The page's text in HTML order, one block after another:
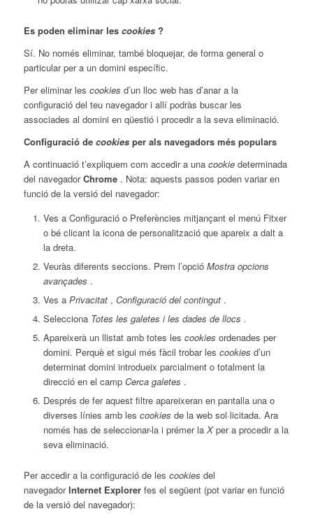
Es poden eliminar les cookies ?
Sí. No només eliminar, també bloquejar, de forma general o
particular per a un domini específic.
Per eliminar les cookies d’un lloc web has d’anar a la
configuració del teu navegador i allí podràs buscar les
associades al domini en qüestió i procedir a la seva eliminació.
Configuració de cookies per als navegadors més populars
A continuació t’expliquem com accedir a una cookie determinada
del navegadorChrome . Nota: aquests passos poden variar en
funció de la versió del navegador:
Ves a Configuració o Preferències mitjançant el menú Fitxer
o bé clicant la icona de personalització que apareix a dalt a
la dreta.
Veuràs diferents seccions. Prem l’opció Mostra opcions
avançades .
Ves a Privacitat , Configuració del contingut .
Selecciona Totes les galetes i les dades de llocs .
Apareixerà un llistat amb totes les cookies ordenades per
domini. Perquè et sigui més fàcil trobar les cookies d’un
determinat domini introdueix parcialment o totalment la
direcció en el camp Cerca galetes .
Després de fer aquest filtre apareixeran en pantalla una o
diverses línies amb les cookies de la web sol·licitada. Ara
només has de seleccionar-la i prémer la Xper a procedir a la
seva eliminació.
Per accedir a la configuració de les cookies del
navegadorInternet Explorer fes el següent (pot variar en funció
de la versió del navegador):